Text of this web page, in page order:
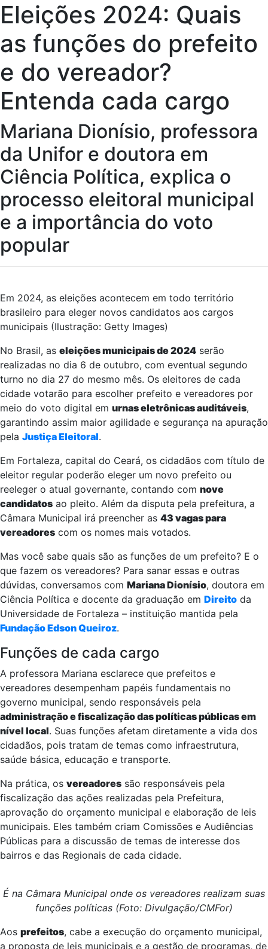
Eleições 2024: Quais
as funções do prefeito
e do vereador?
Entenda cada cargo
Mariana Dionísio, professora
da Unifor e doutora em
Ciência Política, explica o
processo eleitoral municipal
e a importância do voto
popular
Em 2024, as eleições acontecem em todo território
brasileiro para eleger novos candidatos aos cargos
municipais (Ilustração: Getty Images)
No Brasil, as eleições municipais de 2024 serão
realizadas no dia 6 de outubro, com eventual segundo
turno no dia 27 do mesmo mês. Os eleitores de cada
cidade votarão para escolher prefeito e vereadores por
meio do voto digital em urnas eletrônicas auditáveis,
garantindo assim maior agilidade e segurança na apuração
pela Justiça Eleitoral.
Em Fortaleza, capital do Ceará, os cidadãos com título de
eleitor regular poderão eleger um novo prefeito ou
reeleger o atual governante, contando com nove
candidatos ao pleito. Além da disputa pela prefeitura, a
Câmara Municipal irá preencher as 43 vagas para
vereadores com os nomes mais votados.
Mas você sabe quais são as funções de um prefeito? E o
que fazem os vereadores? Para sanar essas e outras
dúvidas, conversamos com Mariana Dionísio, doutora em
Ciência Política e docente da graduação em Direito da
Universidade de Fortaleza – instituição mantida pela
Fundação Edson Queiroz.
Funções de cada cargo
A professora Mariana esclarece que prefeitos e
vereadores desempenham papéis fundamentais no
governo municipal, sendo responsáveis pela
administração e fiscalização das políticas públicas em
nível local. Suas funções afetam diretamente a vida dos
cidadãos, pois tratam de temas como infraestrutura,
saúde básica, educação e transporte.
Na prática, os vereadores são responsáveis pela
fiscalização das ações realizadas pela Prefeitura,
aprovação do orçamento municipal e elaboração de leis
municipais. Eles também criam Comissões e Audiências
Públicas para a discussão de temas de interesse dos
bairros e das Regionais de cada cidade.
É na Câmara Municipal onde os vereadores realizam suas
funções políticas (Foto: Divulgação/CMFor)
Aos prefeitos, cabe a execução do orçamento municipal,